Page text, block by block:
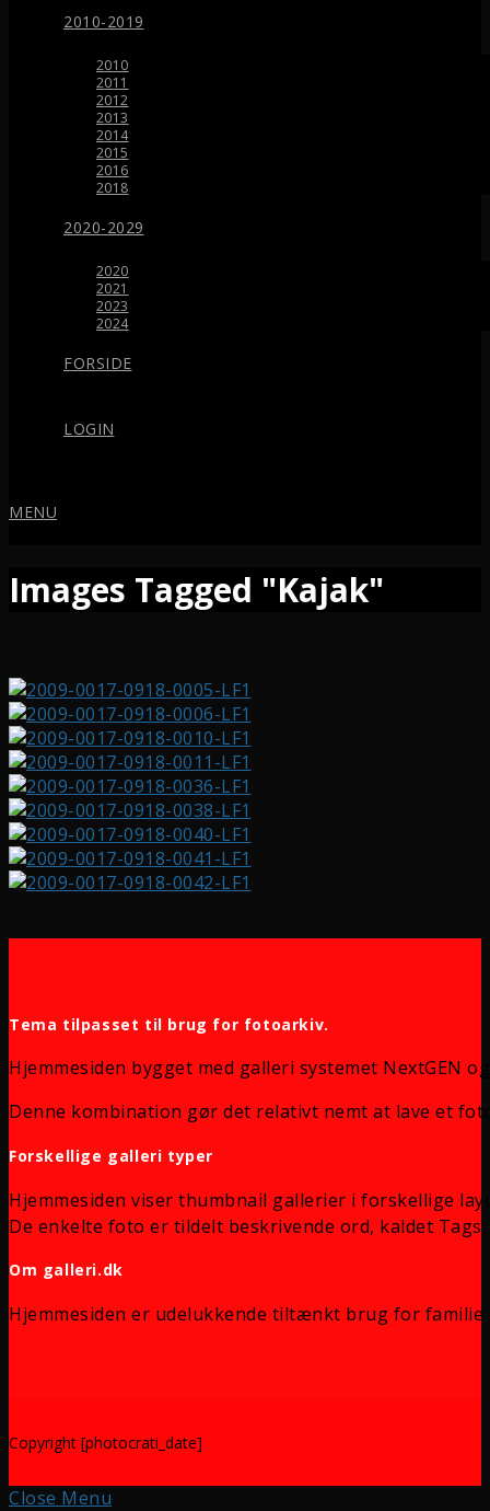
2010-2019
2010
2011
2012
2013
2014
2015
2016
2018
2020-2029
2020
2021
2023
2024
FORSIDE
LOGIN
MENU
Images Tagged "Kajak"
Tema tilpasset til brug for fotoarkiv.
Hjemmesiden bygget med galleri systemet NextGEN
Denne kombination gør det relativt nemt at lave et
Forskellige galleri typer
Hjemmesiden viser thumbnail gallerier i forskellige
De enkelte foto er tildelt beskrivende ord, kaldet
Om galleri.dk
Hjemmesiden er udelukkende tiltænkt brug for
Copyright [photocrati_date]
Close Menu